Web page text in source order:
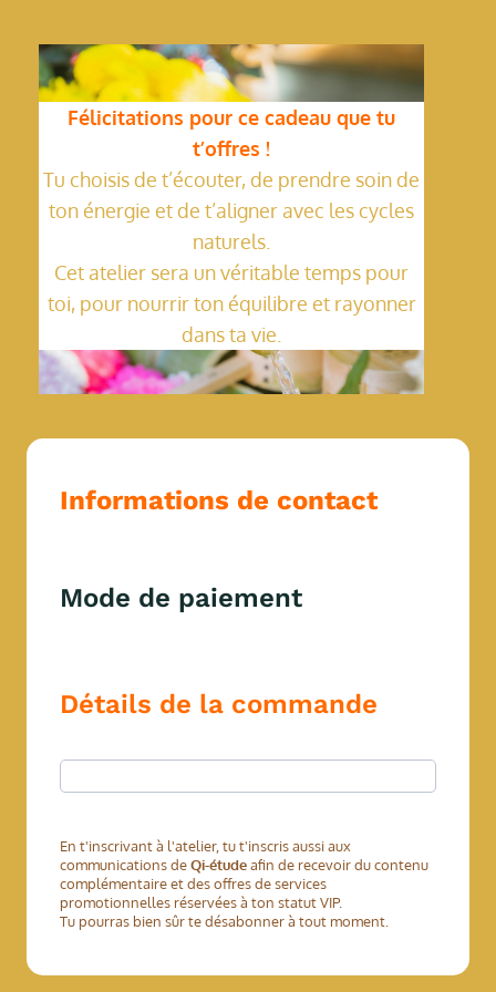
Félicitations pour ce cadeau que tu
t’offres !
Tu choisis de t’écouter, de prendre soin de
ton énergie et de t’aligner avec les cycles
naturels.
Cet atelier sera un véritable temps pour
toi, pour nourrir ton équilibre et rayonner
dans ta vie.
Informations de contact
Mode de paiement
Détails de la commande
En t'inscrivant à l'atelier, tu t'inscris aussi aux
communications deQi-étudeafin de recevoir du contenu
complémentaire et des offres de services
promotionnelles réservées à ton statut VIP.
Tu pourras bien sûr te désabonner à tout moment.